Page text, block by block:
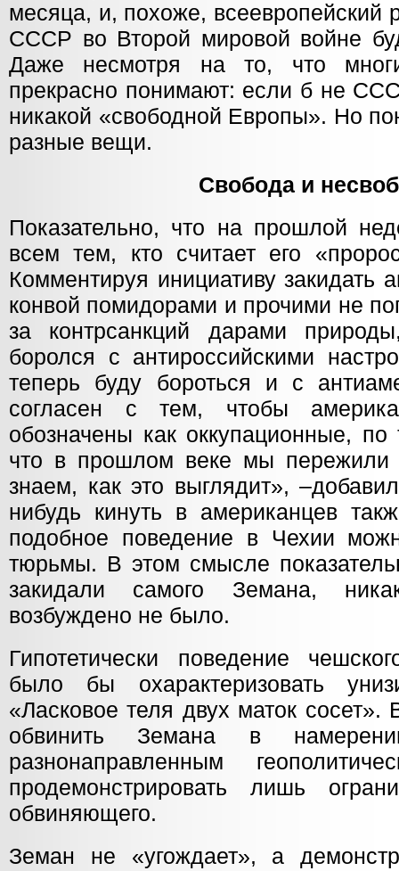
месяца, и, похоже, всеевропейский
СССР во Второй мировой войне
Даже несмотря на то, что
прекрасно понимают: если б не
никакой «свободной Европы». Но
разные вещи.
Свобода и
Показательно, что на прошлой
всем тем, кто считает его
Комментируя инициативу закидать
конвой помидорами и прочими не
за контрсанкций дарами
боролся с антироссийскими
теперь буду бороться и с
согласен с тем, чтобы
обозначены как оккупационные, по
что в прошлом веке мы пережили
знаем, как это выглядит»,
нибудь кинуть в американцев
подобное поведение в Чехии
тюрьмы. В этом смысле
закидали самого Земана,
возбуждено не было.
Гипотетически поведение
было бы охарактеризовать
«Ласковое теля двух маток сосет».
обвинить Земана в
разнонаправленным
продемонстрировать лишь
обвиняющего.
Земан не «угождает», а